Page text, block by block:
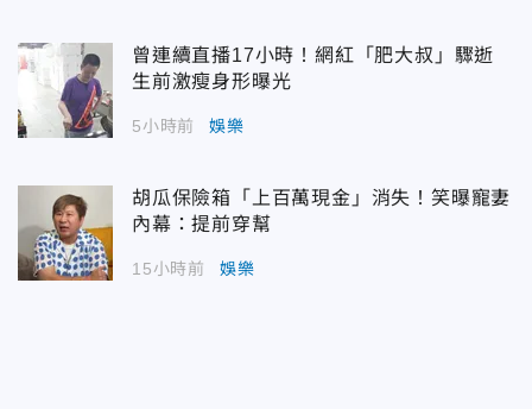
曾連續直播17小時！網紅「肥大叔」驟逝
生前激瘦身形曝光
5小時前 娛樂
胡瓜保險箱「上百萬現金」消失！笑曝寵妻
內幕：提前穿幫
15小時前 娛樂